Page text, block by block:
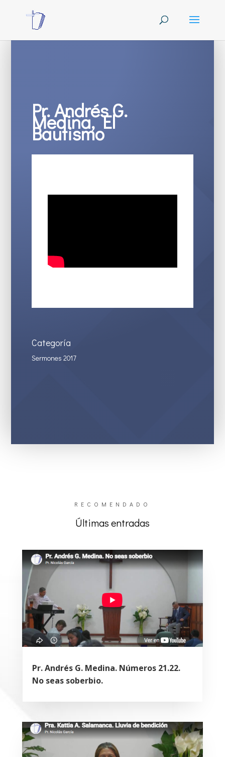
Pr. Andrés G.
Medina, El
Bautismo
Categoría
Sermones 2017
RECOMENDADO
Últimas entradas
Pr. Andrés G. Medina. Números 21.22.
No seas soberbio.